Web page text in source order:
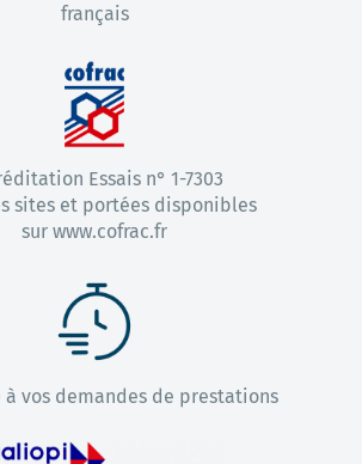
français
Essais n° 1-7303
sites et portées disponibles
sur www.cofrac.fr
vos demandes de prestations